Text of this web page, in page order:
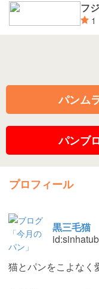
1
パンム
パンブ
プロフィール
黒三毛猫
猫とパンをこよなく